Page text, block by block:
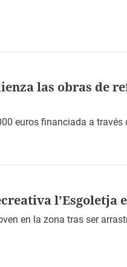
las obras de
euros financiada a través
l’Esgoletja
en la zona tras ser